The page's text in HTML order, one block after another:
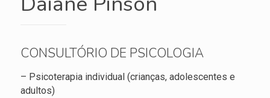
CONSULTÓRIO DE PSICOLOGIA
– Psicoterapia individual (crianças, adolescentes e
adultos)